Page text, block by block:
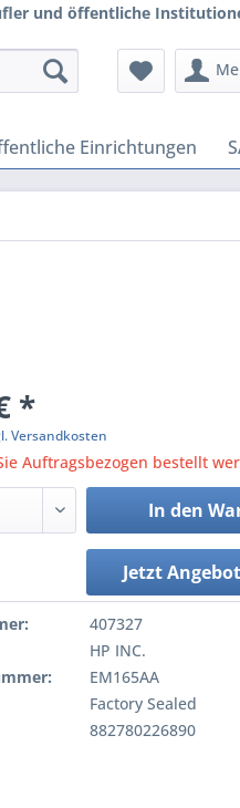
und öffentliche
Einrichtungen
*
Versandkosten
Auftragsbezogen bestellt
In den
Jetzt
407327
HP INC.
EM165AA
Factory Sealed
882780226890